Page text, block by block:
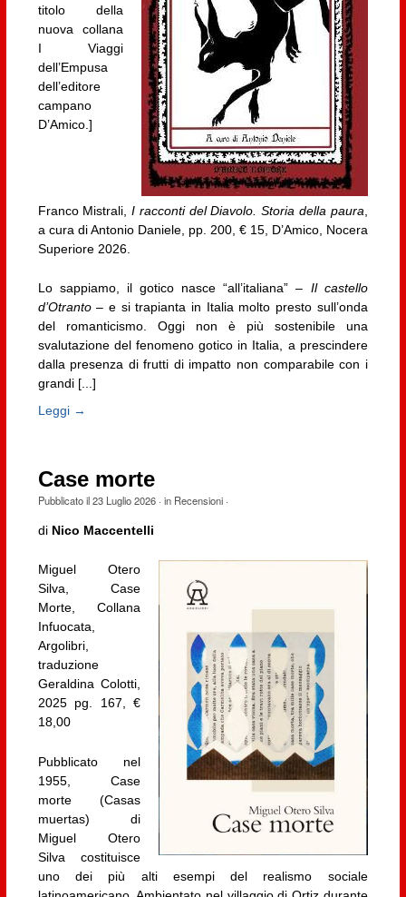
titolo della
nuova collana
I Viaggi
dell’Empusa
dell’editore
campano
D’Amico.]
Franco Mistrali,I racconti del Diavolo. Storia della paura
a cura di Antonio Daniele, pp. 200, € 15, D’Amico, Nocera
Superiore 2026.
Lo sappiamo, il gotico nasce “all’italiana” – Il castello
d’Otranto– e si trapianta in Italia molto presto sull’onda
del romanticismo. Oggi non è più sostenibile una
svalutazione del fenomeno gotico in Italia, a prescindere
dalla presenza di frutti di impatto non comparabile con i
grandi [...]
Leggi →
Case morte
Pubblicato il23 Luglio 2026· in Recensioni·
di Nico Maccentelli
Miguel Otero
Silva, Case
Morte, Collana
Infuocata,
Argolibri,
traduzione
Geraldina Colotti,
2025 pg. 167, €
18,00
Pubblicato nel
1955, Case
morte (Casas
muertas) di
Miguel Otero
Silva costituisce
uno dei più alti esempi del realismo sociale